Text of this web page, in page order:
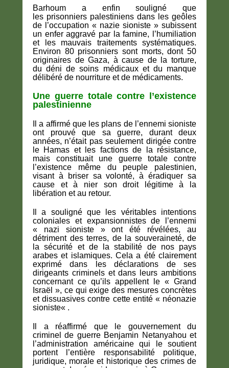
Barhoum a enfin souligné que
les prisonniers palestiniens dans les geôles
de l’occupation « nazie sioniste » subissent
un enfer aggravé par lafamine, l’humiliation
et les mauvais traitements systématiques.
Environ 80 prisonniers sont morts, dont50
originaires de Gaza, à cause de la torture,
dudéni de soins médicauxet du manque
délibéré de nourriture et de médicaments.
Une guerre totale contre l’existence
palestinienne
Il a affirmé que les plans de l’ennemi sioniste
ont prouvé que sa guerre, durant deux
années, n’était pas seulement dirigée contre
le Hamas et les factions de la résistance,
mais constituait une guerre totale contre
l’existence même du peuple palestinien,
visant à briser sa volonté, à éradiquer sa
cause et à nier son droit légitime à la
libération et au retour.
Il a souligné que les véritables intentions
coloniales et expansionnistes de l’ennemi
« nazi sioniste » ont été révélées, au
détriment des terres, de la souveraineté, de
la sécurité et de la stabilité de nos pays
arabes et islamiques. Cela a été clairement
exprimé dans les déclarations de ses
dirigeants criminels et dans leurs ambitions
concernant ce qu’ils appellent le « Grand
Israël », ce qui exige des mesures concrètes
et dissuasives contre cette entité « néonazie
sioniste« .
Il a réaffirmé que
le gouvernement du
criminel de guerre Benjamin Netanyahou et
l’administration américaine qui le soutient
portent l’entière responsabilité politique,
juridique, morale et historiquedes crimes de